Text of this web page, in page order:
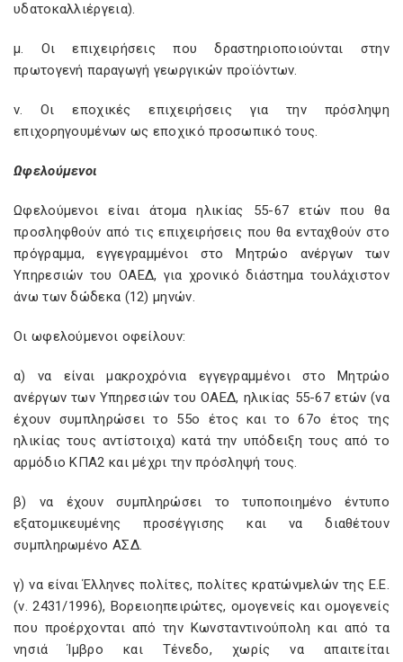
υδατοκαλλιέργεια).
μ. Οι επιχειρήσεις που δραστηριοποιούνται στην
πρωτογενή παραγωγή γεωργικών προϊόντων.
ν. Οι εποχικές επιχειρήσεις για την πρόσληψη
επιχορηγουμένων ως εποχικό προσωπικό τους.
Ωφελούμενοι
Ωφελούμενοι είναι άτομα ηλικίας 55-67 ετών που θα
προσληφθούν από τις επιχειρήσεις που θα ενταχθούν στο
πρόγραμμα, εγγεγραμμένοι στο Μητρώο ανέργων των
Υπηρεσιών του ΟΑΕΔ, για χρονικό διάστημα τουλάχιστον
άνω των δώδεκα (12) μηνών.
Οι ωφελούμενοι οφείλουν:
α) να είναι μακροχρόνια εγγεγραμμένοι στο Μητρώο
ανέργων των Υπηρεσιών του ΟΑΕΔ, ηλικίας 55-67 ετών (να
έχουν συμπληρώσει το 55ο έτος και το 67ο έτος της
ηλικίας τους αντίστοιχα) κατά την υπόδειξη τους από το
αρμόδιο ΚΠΑ2 και μέχρι την πρόσληψή τους.
β) να έχουν συμπληρώσει το τυποποιημένο έντυπο
εξατομικευμένης προσέγγισης και να διαθέτουν
συμπληρωμένο ΑΣΔ.
γ) να είναι Έλληνες πολίτες, πολίτες κρατώνμελών της Ε.Ε.
(ν. 2431/1996), Βορειοηπειρώτες, ομογενείς και ομογενείς
που προέρχονται από την Κωνσταντινούπολη και από τα
νησιά Ίμβρο και Τένεδο, χωρίς να απαιτείται